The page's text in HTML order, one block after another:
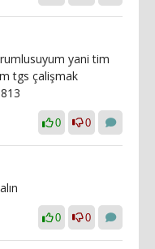
yani tim
tgs çalişmak
0 0
0 0